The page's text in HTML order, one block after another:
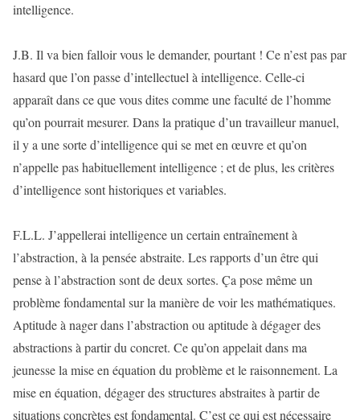
intelligence.
J.B. Il va bien falloir vous le demander, pourtant ! Ce n’est pas par
hasard que l’on passe d’intellectuel à intelligence. Celle-ci
apparaît dans ce que vous dites comme une faculté de l’homme
qu’on pourrait mesurer. Dans la pratique d’un travailleur manuel,
il y a une sorte d’intelligence qui se met en œuvre et qu’on
n’appelle pas habituellement intelligence ; et de plus, les critères
d’intelligence sont historiques et variables.
F.L.L. J’appellerai intelligence un certain entraînement à
l’abstraction, à la pensée abstraite. Les rapports d’un être qui
pense à l’abstraction sont de deux sortes. Ça pose même un
problème fondamental sur la manière de voir les mathématiques.
Aptitude à nager dans l’abstraction ou aptitude à dégager des
abstractions à partir du concret. Ce qu’on appelait dans ma
jeunesse la mise en équation du problème et le raisonnement. La
mise en équation, dégager des structures abstraites à partir de
situations concrètes est fondamental. C’est ce qui est nécessaire